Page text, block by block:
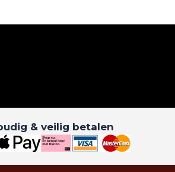
& veilig betalen